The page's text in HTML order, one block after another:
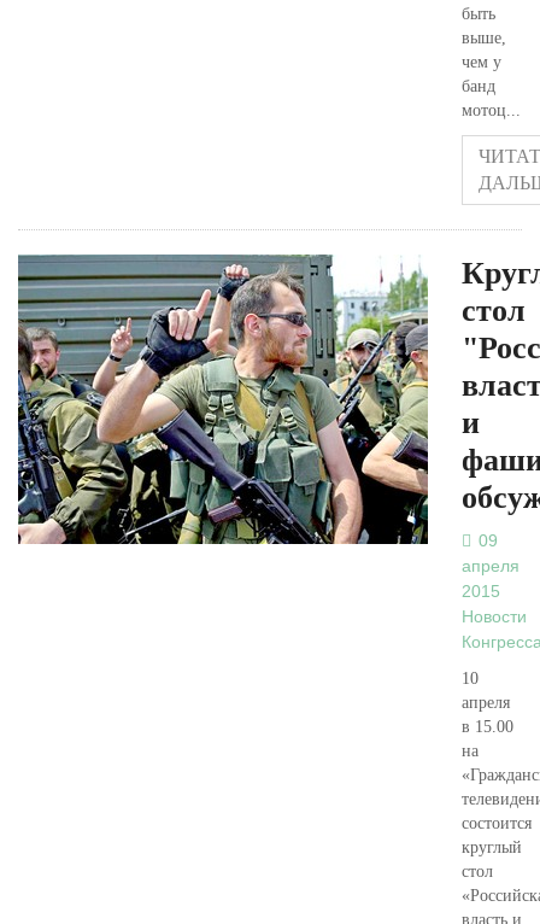
быть
выше,
чем у
банд
мотоц...
стол
и
09
апреля
2015
Новости
10
апреля
в 15.00
на
состоится
круглый
стол
власть и